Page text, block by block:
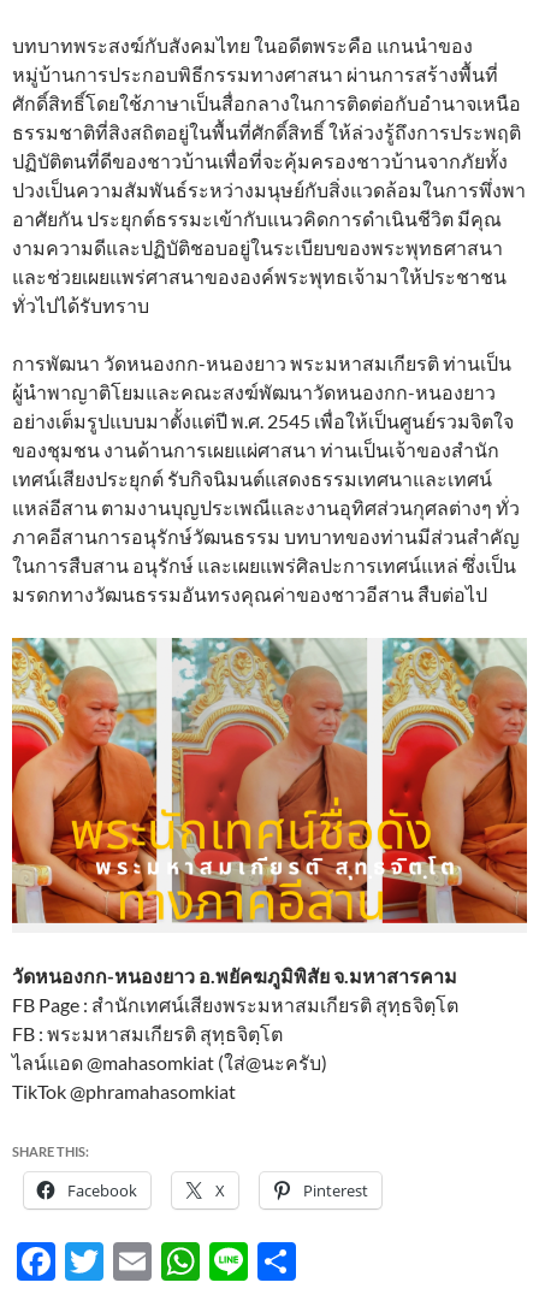
บทบาทพระสงฆ์กับสังคมไทย ในอดีตพระคือ แกนนำของ
หมู่บ้านการประกอบพิธีกรรมทางศาสนา ผ่านการสร้างพื้นที่
ศักดิ์สิทธิ์โดยใช้ภาษาเป็นสื่อกลางในการติดต่อกับอำนาจเหนือ
ธรรมชาติที่สิงสถิตอยู่ในพื้นที่ศักดิ์สิทธิ์ ให้ล่วงรู้ถึงการประพฤติ
ปฏิบัติตนที่ดีของชาวบ้านเพื่อที่จะคุ้มครองชาวบ้านจากภัยทั้ง
ปวงเป็นความสัมพันธ์ระหว่างมนุษย์กับสิ่งแวดล้อมในการพึ่งพา
อาศัยกัน ประยุกต์ธรรมะเข้ากับแนวคิดการดำเนินชีวิต มีคุณ
งามความดีและปฏิบัติชอบอยู่ในระเบียบของพระพุทธศาสนา
และช่วยเผยแพร่ศาสนาขององค์พระพุทธเจ้ามาให้ประชาชน
ทั่วไปได้รับทราบ
การพัฒนา วัดหนองกก-หนองยาว พระมหาสมเกียรติ ท่านเป็น
ผู้นำพาญาติโยมและคณะสงฆ์พัฒนาวัดหนองกก-หนองยาว
อย่างเต็มรูปแบบมาตั้งแต่ปี พ.ศ. 2545 เพื่อให้เป็นศูนย์รวมจิตใจ
ของชุมชน งานด้านการเผยแผ่ศาสนา ท่านเป็นเจ้าของสำนัก
เทศน์เสียงประยุกต์ รับกิจนิมนต์แสดงธรรมเทศนาและเทศน์
แหล่อีสาน ตามงานบุญประเพณีและงานอุทิศส่วนกุศลต่างๆ ทั่ว
ภาคอีสานการอนุรักษ์วัฒนธรรม บทบาทของท่านมีส่วนสำคัญ
ในการสืบสาน อนุรักษ์ และเผยแพร่ศิลปะการเทศน์แหล่ ซึ่งเป็น
มรดกทางวัฒนธรรมอันทรงคุณค่าของชาวอีสาน สืบต่อไป
วัดหนองกก-หนองยาว อ.พยัคฆภูมิพิสัย จ.มหาสารคาม
FB Page : สำนักเทศน์เสียงพระมหาสมเกียรติ สุทฺธจิตฺโต
FB : พระมหาสมเกียรติ สุทฺธจิตฺโต
ไลน์แอด @mahasomkiat (ใส่@นะครับ)
TikTok @phramahasomkiat
SHARE THIS:
Facebook X Pinterest
F
T
E
W Li